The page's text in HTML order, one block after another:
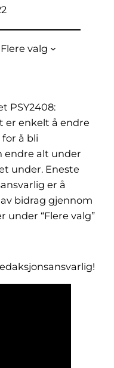
Flere valg
PSY2408:
er enkelt å endre
for å bli
endre alt under
under. Eneste
er å
bidrag gjennom
under “Flere valg”